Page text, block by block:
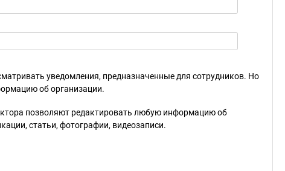
уведомления, предназначенные для сотрудников. Но
об организации.
позволяют редактировать любую информацию об
статьи, фотографии, видеозаписи.